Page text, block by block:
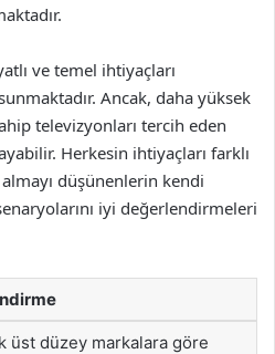
ve temel ihtiyaçları
Ancak, daha yüksek
televizyonları tercih eden
Herkesin ihtiyaçları farklı
düşünenlerin kendi
iyi değerlendirmeleri
üst düzey markalara göre